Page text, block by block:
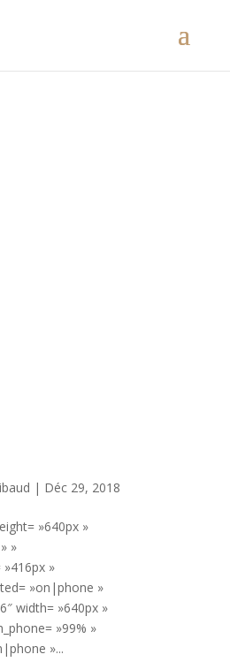
| Déc 29, 2018
»640px »
»
»
»on|phone »
width= »640px »
»99% »
»...